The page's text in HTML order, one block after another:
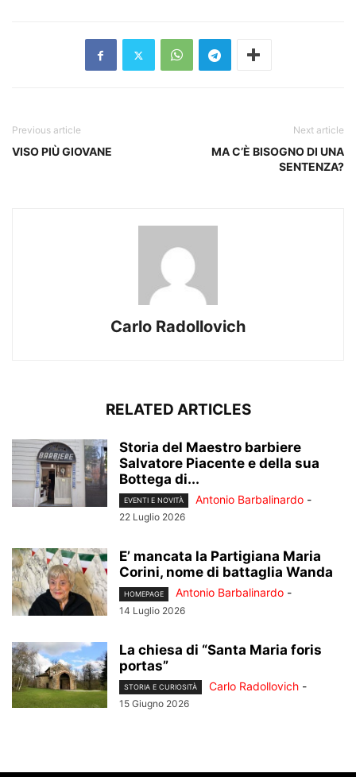
Previous article
VISO PIÙ GIOVANE
Next article
MA C’È BISOGNO DI UNA
SENTENZA?
Carlo Radollovich
RELATED ARTICLES
Storia del Maestro barbiere
Salvatore Piacente e della sua
Bottega di...
EVENTI E NOVITÀ Antonio Barbalinardo -
22 Luglio 2026
E’ mancata la Partigiana Maria
Corini, nome di battaglia Wanda
HOMEPAGE Antonio Barbalinardo -
14 Luglio 2026
La chiesa di “Santa Maria foris
portas”
STORIA E CURIOSITÀ Carlo Radollovich -
15 Giugno 2026